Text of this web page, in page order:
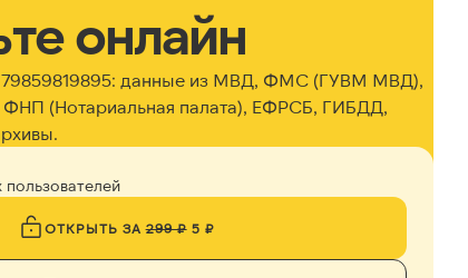
онлайн
79859819895: данные из МВД, ФМС (ГУВМ МВД),
(Нотариальная палата), ЕФРСБ, ГИБДД,
ОТКРЫТЬ ЗА299 ₽5 ₽